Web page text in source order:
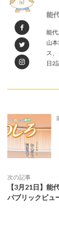
能
能
山
ス
日2
次の記事
【3月21日】能
パブリックビュ